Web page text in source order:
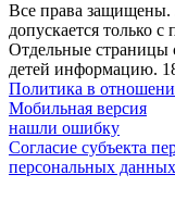
Все права защищены.
допускается только с
Отдельные страницы
детей информацию.
Политика в
Мобильная версия
нашли ошибку
Согласие субъекта
персональных данных